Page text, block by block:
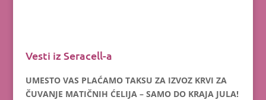
Vesti iz Seracell-a
UMESTO VAS PLAĆAMO TAKSU ZA IZVOZ KRVI ZA
ČUVANJE MATIČNIH ĆELIJA – SAMO DO KRAJA JULA!